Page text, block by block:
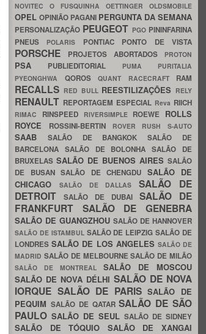
NOVITEC O FUSQUINHA OETTINGER OLDSMOBILE
OPEL OPINIÃO PAGANI PERGUNTA DA SEMANA
PERSONALIZAÇÃO PEUGEOT PGO PININFARINA
PNEUS
POLARIS PONTIAC PONTO DE VISTA
PORSCHE PROJETOS ABORTADOS PROTON
PSA PUBLIEDITORIAL PUMA PURITALIA
PYEONGHWA QOROS QUANT RACECRAFT RAM
RECALLS RED BULL REESTILIZAÇÕES RELY
RENAULT REPORTAGEM ESPECIAL Reva RIICH
RIMAC RINSPEED RIVERSIMPLE ROEWE ROLLS
ROYCE
ROSSINI-BERTIN ROVER RUSH S-AUTO
SAAB SALÃO DE BANGKOKSALÃO DE
BARCELONA SALÃO DE BOLONHASALÃO DE
BRUXELAS SALÃO DE BUENOS AIRES SALÃO
DE BUSAN SALÃO DE CHENGDU SALÃO DE
CHICAGO
SALÃO DE DALLASSALÃO DE
DETROIT
SALÃO DE DUBAI SALÃO DE
FRANKFURT SALÃO DE GENEBRA
SALÃO DE GUANGZHOU SALÃO DE HANNOVER
SALÃO DE ISTAMBUL SALÃO DE LEIPZIGSALÃO DE
LONDRESSALÃO DE LOS ANGELES SALÃO DE
MADRID SALÃO DE MELBOURNESALÃO DE MILÃO
SALÃO DE MONTREAL SALÃO DE MOSCOU
SALÃO DE NOVA DÉLHI SALÃO DE NOVA
IORQUE SALÃO DE PARISSALÃO DE
PEQUIM SALÃO DE QATARSALÃO DE SÃO
PAULO SALÃO DE SEUL SALÃO DE SIDNEY
SALÃO DE TÓQUIO SALÃO DE XANGAI